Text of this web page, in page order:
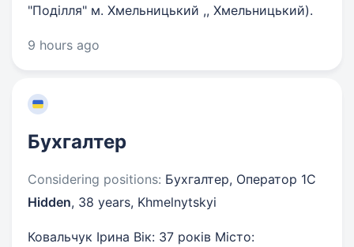
"Поділля" м. Хмельницький ,, Хмельницький).
9 hours ago
Бухгалтер
Considering positions: Бухгалтер, Оператор 1C
Hidden, 38 years, Khmelnytskyi
Ковальчук Ірина Вік: 37 років Місто: